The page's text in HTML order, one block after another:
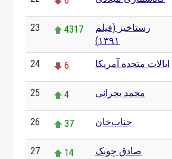
23 4317
رستاخیز (فیلم
۱۳۹۱)
24 6 ایالات متحده آمریکا
25 4 محمد بحرانی
26 37 جناب‌خان
27 14 صادق چوبک